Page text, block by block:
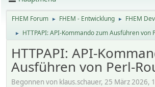
FHEM Forum ► FHEM - Entwicklung ► FHEM
► HTTPAPI: API-Kommando zum Ausführen von
HTTPAPI: API-
Ausführen von Perl-
Begonnen von klaus.schauer, 25 März 2026,